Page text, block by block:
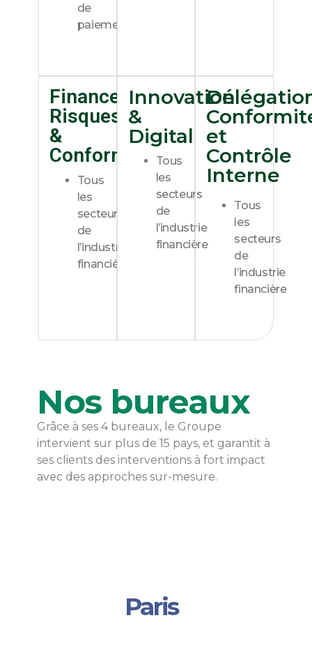
de
paiement​
Finance
Risques
&
Conformité
Tous
les
secteurs
de
l’industrie
financière​​
Innovation
&
Digital​​
Tous
les
secteurs
de
l’industrie
financière
et
Contrôle
Interne
Tous
les
secteurs
de
l’industrie
financière​
Nos bureaux
Grâce à ses 4 bureaux, le Groupe
intervient sur plus de 15 pays, et garantit à
ses clients des interventions à fort impact
avec des approches sur-mesure.
Paris